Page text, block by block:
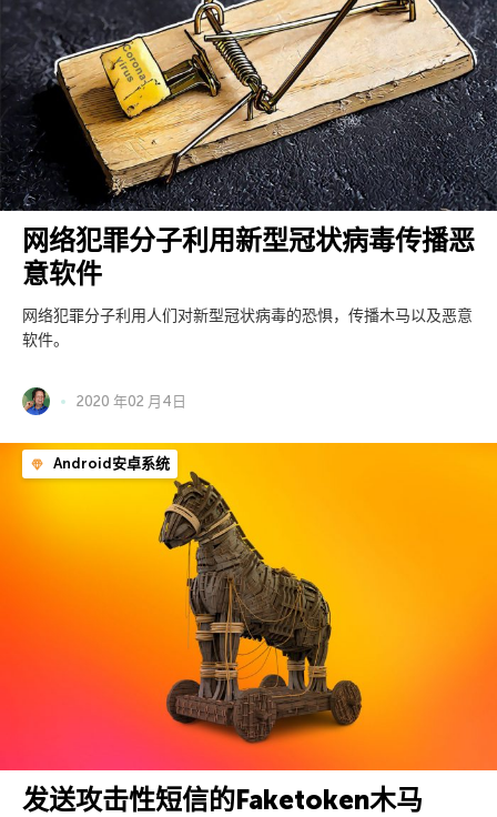
网络犯罪分子利用新型冠状病毒传播恶
意软件
网络犯罪分子利用人们对新型冠状病毒的恐惧，传播木马以及恶意
软件。
2020 年02 月4日
Android安卓系统
发送攻击性短信的Faketoken木马